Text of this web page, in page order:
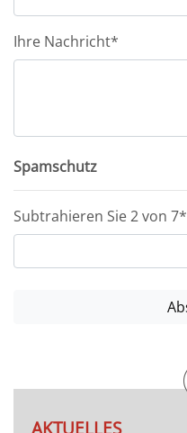
Ihre Nachricht*
Spamschutz
Subtrahieren Sie 2 von 7*